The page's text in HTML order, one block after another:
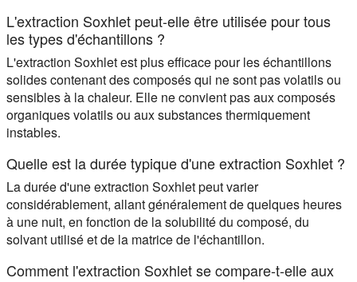
L'extraction Soxhlet peut-elle être utilisée pour tous
les types d'échantillons ?
L'extraction Soxhlet est plus efficace pour les échantillons
solides contenant des composés qui ne sont pas volatils ou
sensibles à la chaleur. Elle ne convient pas aux composés
organiques volatils ou aux substances thermiquement
instables.
Quelle est la durée typique d'une extraction Soxhlet ?
La durée d'une extraction Soxhlet peut varier
considérablement, allant généralement de quelques heures
à une nuit, en fonction de la solubilité du composé, du
solvant utilisé et de la matrice de l'échantillon.
Comment l'extraction Soxhlet se compare-t-elle aux